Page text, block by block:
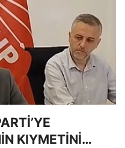
KIYMETİNİ